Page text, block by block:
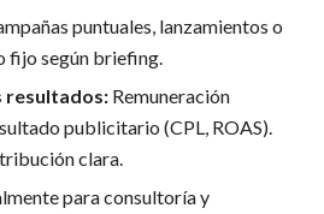
puntuales, lanzamientos o
fijo según briefing.
resultados:Remuneración
publicitario (CPL, ROAS).
clara.
para consultoría y